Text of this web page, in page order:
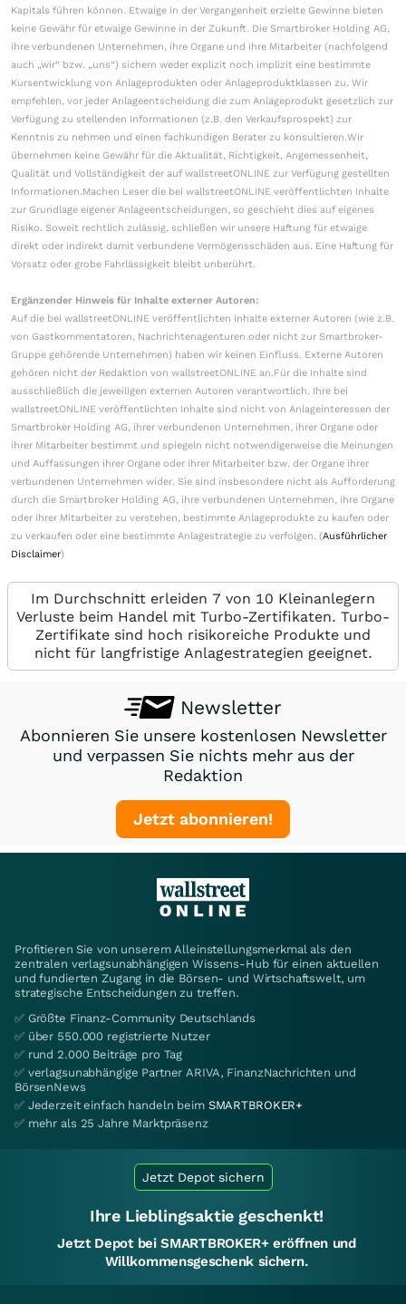
Kapitals führen können. Etwaige in der Vergangenheit erzielte Gewinne bieten
keine Gewähr für etwaige Gewinne in der Zukunft. Die Smartbroker Holding AG,
ihre verbundenen Unternehmen, ihre Organe und ihre Mitarbeiter (nachfolgend
auch „wir“ bzw. „uns“) sichern weder explizit noch implizit eine bestimmte
Kursentwicklung von Anlageprodukten oder Anlageproduktklassen zu. Wir
empfehlen, vor jeder Anlageentscheidung die zum Anlageprodukt gesetzlich zur
Verfügung zu stellenden Informationen (z.B. den Verkaufsprospekt) zur
Kenntnis zu nehmen und einen fachkundigen Berater zu konsultieren.Wir
übernehmen keine Gewähr für die Aktualität, Richtigkeit, Angemessenheit,
Qualität und Vollständigkeit der auf wallstreetONLINE zur Verfügung gestellten
Informationen.Machen Leser die bei wallstreetONLINE veröffentlichten Inhalte
zur Grundlage eigener Anlageentscheidungen, so geschieht dies auf eigenes
Risiko. Soweit rechtlich zulässig, schließen wir unsere Haftung für etwaige
direkt oder indirekt damit verbundene Vermögensschäden aus. Eine Haftung für
Vorsatz oder grobe Fahrlässigkeit bleibt unberührt.
Ergänzender Hinweis für Inhalte externer Autoren:
Auf die bei wallstreetONLINE veröffentlichten Inhalte externer Autoren (wie z.B.
von Gastkommentatoren, Nachrichtenagenturen oder nicht zur Smartbroker-
Gruppe gehörende Unternehmen) haben wir keinen Einfluss. Externe Autoren
gehören nicht der Redaktion von wallstreetONLINE an.Für die Inhalte sind
ausschließlich die jeweiligen externen Autoren verantwortlich. Ihre bei
wallstreetONLINE veröffentlichten Inhalte sind nicht von Anlageinteressen der
Smartbroker Holding AG, ihrer verbundenen Unternehmen, ihrer Organe oder
ihrer Mitarbeiter bestimmt und spiegeln nicht notwendigerweise die Meinungen
und Auffassungen ihrer Organe oder ihrer Mitarbeiter bzw. der Organe ihrer
verbundenen Unternehmen wider. Sie sind insbesondere nicht als Aufforderung
durch die Smartbroker Holding AG, ihre verbundenen Unternehmen, ihre Organe
oder ihrer Mitarbeiter zu verstehen, bestimmte Anlageprodukte zu kaufen oder
zu verkaufen oder eine bestimmte Anlagestrategie zu verfolgen. (Ausführlicher
Disclaimer)
Im Durchschnitt erleiden 7 von 10 Kleinanlegern
Verluste beim Handel mit Turbo-Zertifikaten. Turbo-
Zertifikate sind hoch risikoreiche Produkte und
nicht für langfristige Anlagestrategien geeignet.
Newsletter
Abonnieren Sie unsere kostenlosen Newsletter
und verpassen Sie nichts mehr aus der
Redaktion
Jetzt abonnieren!
Profitieren Sie von unserem Alleinstellungsmerkmal als den
zentralen verlagsunabhängigen Wissens-Hub für einen aktuellen
und fundierten Zugang in die Börsen- und Wirtschaftswelt, um
strategische Entscheidungen zu treffen.
✅ Größte Finanz-Community Deutschlands
✅ über 550.000 registrierte Nutzer
✅ rund 2.000 Beiträge pro Tag
✅ verlagsunabhängige Partner ARIVA, FinanzNachrichten und
BörsenNews
✅ Jederzeit einfach handeln beim SMARTBROKER+
✅ mehr als 25 Jahre Marktpräsenz
Jetzt Depot sichern
Ihre Lieblingsaktie geschenkt!
Jetzt Depot bei SMARTBROKER+ eröffnen und
Willkommensgeschenk sichern.